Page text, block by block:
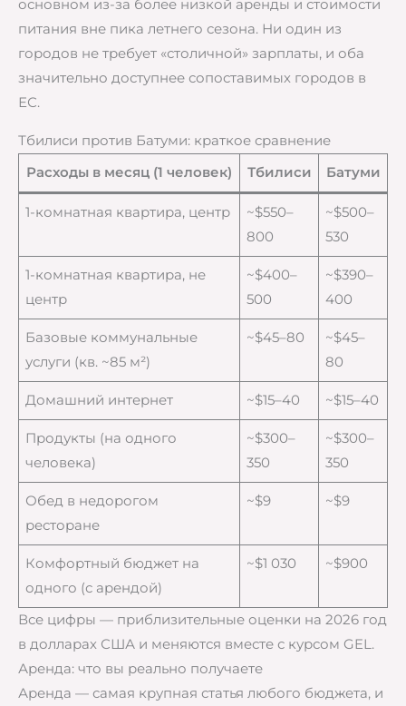
основном из-за более низкой аренды и стоимости
питания вне пика летнего сезона. Ни один из
городов не требует «столичной» зарплаты, и оба
значительно доступнее сопоставимых городов в
ЕС.
Тбилиси против Батуми: краткое сравнение
Расходы в месяц (1 человек)
Тбилиси Батуми
1-комнатная квартира, центр
~$550–
800
~$500–
530
1-комнатная квартира, не
центр
~$400–
500
~$390–
400
Базовые коммунальные
услуги (кв. ~85 м²)
~$45–80
~$45–
80
Домашний интернет ~$15–40 ~$15–40
Продукты (на одного
человека)
~$300–
350
~$300–
350
Обед в недорогом
ресторане
~$9 ~$9
Комфортный бюджет на
одного (с арендой)
~$1 030 ~$900
Все цифры — приблизительные оценки на 2026 год
в долларах США и меняются вместе с курсом GEL.
Аренда: что вы реально получаете
Аренда — самая крупная статья любого бюджета, и